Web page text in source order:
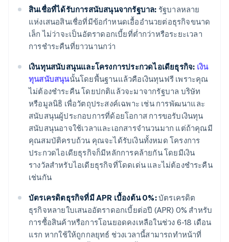
สินเชื่อที่ได้รับการสนับสนุนจากรัฐบาล: รัฐบาลหลาย
แห่งเสนอสินเชื่อที่มีข้อกำหนดเอื้ออำนวยต่อธุรกิจขนาด
เล็ก ไม่ว่าจะเป็นอัตราดอกเบี้ยที่ต่ำกว่าหรือระยะเวลา
การชำระคืนที่ยาวนานกว่า
เงินทุนสนับสนุนและโครงการประกวดไอเดียธุรกิจ: เงิน
ทุนสนับสนุนนั้นโดยพื้นฐานแล้วคือเงินทุนฟรี เพราะคุณ
ไม่ต้องชำระคืน โดยปกติแล้วจะมาจากรัฐบาล บริษัท
หรือมูลนิธิ เพื่อวัตถุประสงค์เฉพาะ เช่น การพัฒนาและ
สนับสนุนผู้ประกอบการที่ด้อยโอกาส การขอรับเงินทุน
สนับสนุนอาจใช้เวลาและเอกสารจำนวนมาก แต่ถ้าคุณมี
คุณสมบัติครบถ้วน คุณจะได้รับเงินทั้งหมด โครงการ
ประกวดไอเดียธุรกิจก็มีหลักการคล้ายกัน โดยมีเงิน
รางวัลสำหรับไอเดียธุรกิจที่โดดเด่น และไม่ต้องชำระคืน
เช่นกัน
บัตรเครดิตธุรกิจที่มี APR เบื้องต้น 0%:บัตรเครดิต
ธุรกิจหลายใบเสนออัตราดอกเบี้ยต่อปี (APR) 0% สำหรับ
การซื้อสินค้าหรือการโอนยอดคงเหลือในช่วง 6-18 เดือน
แรก หากใช้ให้ถูกกลยุทธ์ ช่วงเวลานี้สามารถทำหน้าที่